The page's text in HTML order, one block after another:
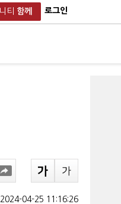
티 함께 로그인
2024-04-25 11:16:26